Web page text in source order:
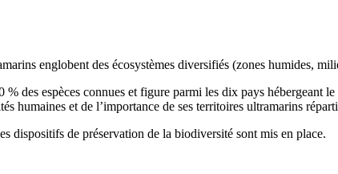
englobent des écosystèmes diversifiés (zones humides,
% des espèces connues et figure parmi les dix pays hébergeant
humaines et de l’importance de ses territoires ultramarins
dispositifs de préservation de la biodiversité sont mis en place.